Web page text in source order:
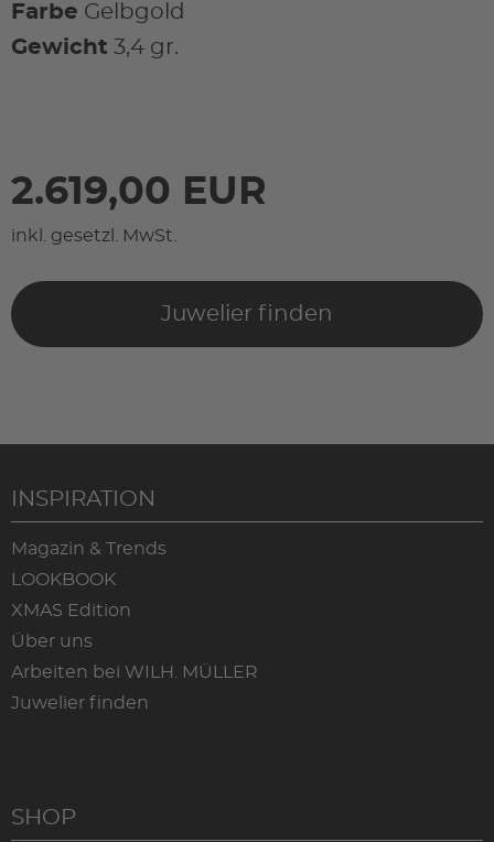
Farbe Gelbgold
Gewicht 3,4 gr.
2.619,00 EUR
inkl. gesetzl. MwSt.
Juwelier finden
INSPIRATION
Magazin & Trends
LOOKBOOK
XMAS Edition
Über uns
Arbeiten bei WILH. MÜLLER
Juwelier finden
SHOP